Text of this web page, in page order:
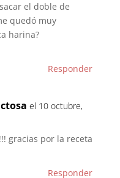
el doble de
quedó muy
harina?
Responder
el 10 octubre,
gracias por la receta
Responder